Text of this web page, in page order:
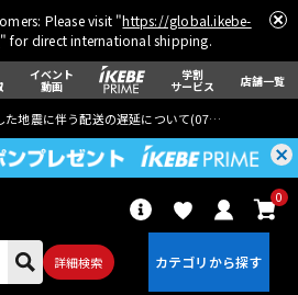
Please visit "https://global.ikebe-
" for direct international shipping.
イベント
動画
学割
サービス 店舗一覧
た地震に伴う配送の遅延について(07月29日
詳細検索
0